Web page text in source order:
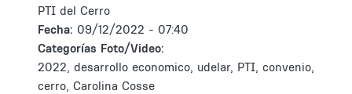
PTI del Cerro
Fecha: 09/12/2022 - 07:40
Categorías Foto/Video:
2022, desarrollo economico, udelar, PTI, convenio,
cerro, Carolina Cosse